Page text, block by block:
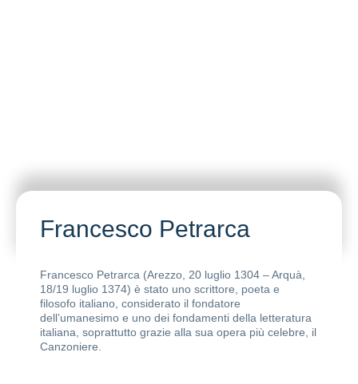
Francesco Petrarca
Francesco Petrarca (Arezzo, 20 luglio 1304 – Arquà,
18/19 luglio 1374) è stato uno scrittore, poeta e
filosofo italiano, considerato il fondatore
dell’umanesimo e uno dei fondamenti della letteratura
italiana, soprattutto grazie alla sua opera più celebre, il
Canzoniere.